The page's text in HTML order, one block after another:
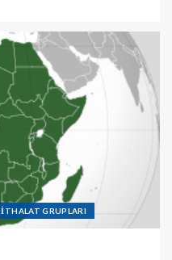
İTHALAT GRUPLARI